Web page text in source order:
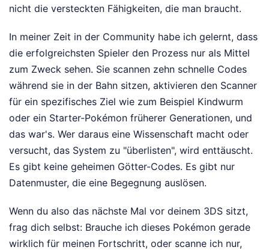
nicht die versteckten Fähigkeiten, die man braucht.
In meiner Zeit in der Community habe ich gelernt, dass
die erfolgreichsten Spieler den Prozess nur als Mittel
zum Zweck sehen. Sie scannen zehn schnelle Codes
während sie in der Bahn sitzen, aktivieren den Scanner
für ein spezifisches Ziel wie zum Beispiel Kindwurm
oder ein Starter-Pokémon früherer Generationen, und
das war's. Wer daraus eine Wissenschaft macht oder
versucht, das System zu "überlisten", wird enttäuscht.
Es gibt keine geheimen Götter-Codes. Es gibt nur
Datenmuster, die eine Begegnung auslösen.
Wenn du also das nächste Mal vor deinem 3DS sitzt,
frag dich selbst: Brauche ich dieses Pokémon gerade
wirklich für meinen Fortschritt, oder scanne ich nur,